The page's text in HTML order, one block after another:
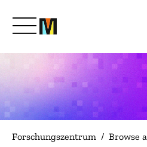
Lernen Sie
Was wir tun
Forschungszentrum / Browse